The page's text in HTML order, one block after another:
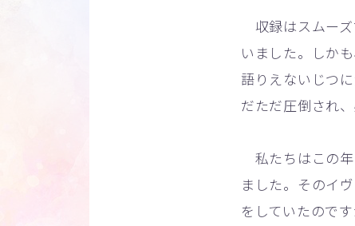
収録はスムー
いました。しか
語りえないじつ
だただ圧倒され
私たちはこの
ました。そのイ
をしていたので